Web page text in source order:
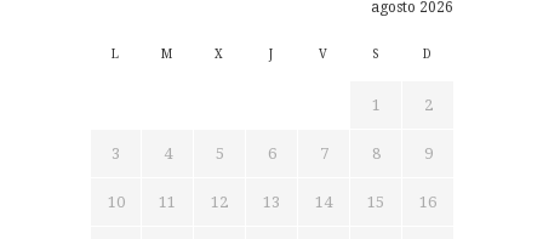
agosto 2026
L M X J V S D
1 2
3 4 5 6 7 8 9
10 11 12 13 14 15 16